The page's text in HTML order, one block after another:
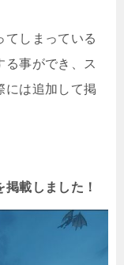
てしまっている
る事ができ、ス
には追加して掲
載しました！